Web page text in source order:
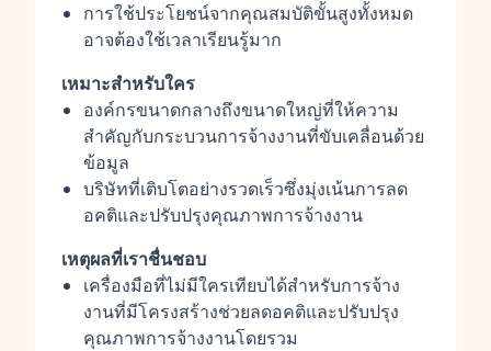
การใช้ประโยชน์จากคุณสมบัติขั้นสูงทั้งหมด
อาจต้องใช้เวลาเรียนรู้มาก
เหมาะสำหรับใคร
องค์กรขนาดกลางถึงขนาดใหญ่ที่ให้ความ
สำคัญกับกระบวนการจ้างงานที่ขับเคลื่อนด้วย
ข้อมูล
บริษัทที่เติบโตอย่างรวดเร็วซึ่งมุ่งเน้นการลด
อคติและปรับปรุงคุณภาพการจ้างงาน
เหตุผลที่เราชื่นชอบ
เครื่องมือที่ไม่มีใครเทียบได้สำหรับการจ้าง
งานที่มีโครงสร้างช่วยลดอคติและปรับปรุง
คุณภาพการจ้างงานโดยรวม